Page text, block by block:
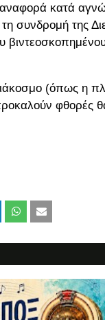
αναφορά κατά
συνδρομή της
(όπως η
φθορές